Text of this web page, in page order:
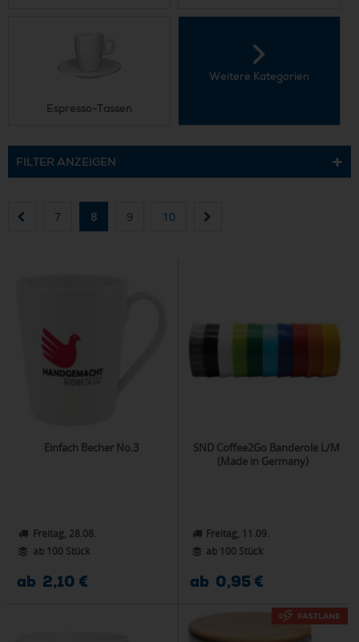
Espresso-Tassen
Weitere Kategorien
FILTER ANZEIGEN
7 8 9 10
Einfach Becher No.3
Freitag, 28.08.
ab 100 Stück
ab 2,10 €
SND Coffee2Go Banderole L/M
(Made in Germany)
Freitag, 11.09.
ab 100 Stück
ab 0,95 €